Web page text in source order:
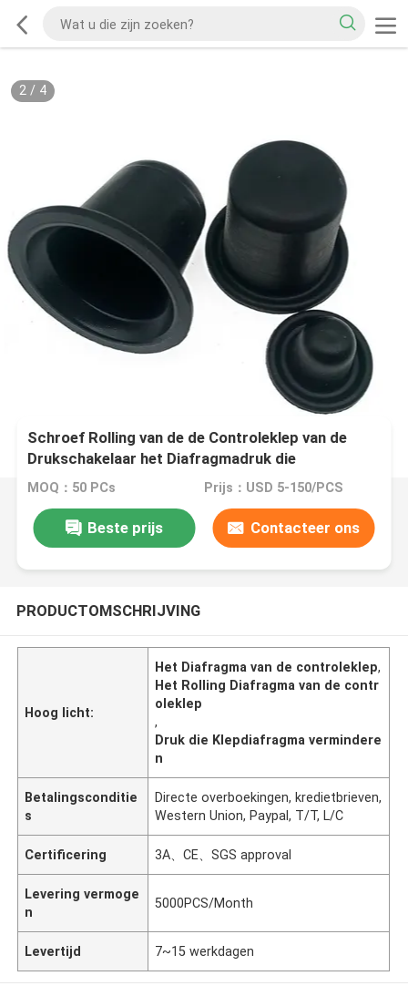
2/ 4
Schroef Rolling van de de Controleklep van de
Drukschakelaar het Diafragmadruk die
Klepdiafragma vermindert
MOQ：50 PCs Prijs：USD 5-150/PCS
Beste prijs Contacteer ons
PRODUCTOMSCHRIJVING
Hoog licht:
Het Diafragma van de controleklep,
Het Rolling Diafragma van de contr
oleklep
,
Druk die Klepdiafragma vermindere
n
Betalingsconditie
s
Directe overboekingen, kredietbrieven,
Western Union, Paypal, T/T, L/C
Certificering 3A、CE、SGS approval
Levering vermoge
n
5000PCS/Month
Levertijd 7~15 werkdagen